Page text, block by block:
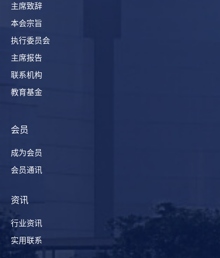
主席致辞
本会宗旨
执行委员会
主席报告
联系机构
教育基金
会员
成为会员
会员通讯
资讯
行业资讯
实用联系